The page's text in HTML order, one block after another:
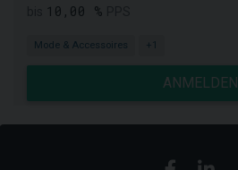
10,00 %
Mode & Accessoires +1
ANMELDEN